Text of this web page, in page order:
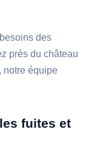
des
près du château
notre équipe
fuites et